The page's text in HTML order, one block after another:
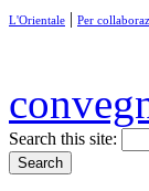
L'Orientale | Per
Search this site: